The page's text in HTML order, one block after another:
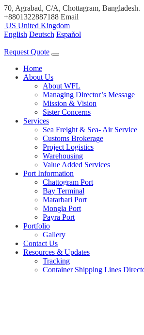
70, Agrabad, C/A, Chottagram, Bangladesh.
+8801322887188 Email
US United Kingdom
English Deutsch Español
Request Quote
Home
About Us
About WFL
Managing Director’s Message
Mission & Vision
Sister Concerns
Services
Sea Freight & Sea- Air Service
Customs Brokerage
Project Logistics
Warehousing
Value Added Services
Port Information
Chattogram Port
Bay Terminal
Matarbari Port
Mongla Port
Payra Port
Portfolio
Gallery
Contact Us
Resources & Updates
Tracking
Container Shipping Lines